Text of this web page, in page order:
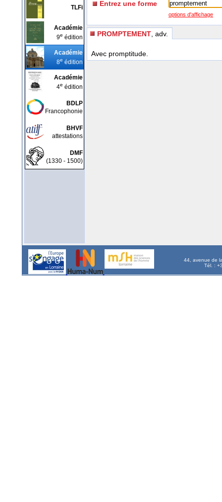
TLFi
Académie
9e édition
Académie
8e édition
Académie
4e édition
BDLP
Francophonie
BHVF
attestations
DMF
(1330 - 1500)
Entrez une forme
options d'affichage
PROMPTEMENT , adv.
Avec promptitude.
44, avenue de
Tél. :